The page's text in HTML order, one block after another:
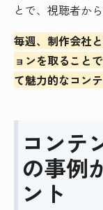
とで、視聴者か
毎週、制作会社
ョンを取ること
て魅力的なコン
コンテ
の事例
ント